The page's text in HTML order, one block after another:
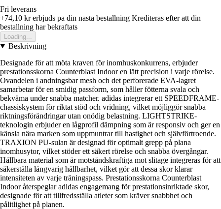
Fri leverans
+74,10 krerbjuds pa din nasta bestallning Krediteras efter att din
bestallning har bekraftats
Loading...
Beskrivning
Designade för att möta kraven för inomhuskonkurrens, erbjuder
prestationsskorna Counterblast Indoor en lätt precision i varje rörelse.
Ovandelen i andningsbar mesh och det perforerade EVA-lagret
samarbetar för en smidig passform, som håller fötterna svala och
bekväma under snabba matcher. adidas integrerar ett SPEEDFRAME-
chassiskystem för riktat stöd och vridning, vilket möjliggör snabba
riktningsförändringar utan onödig belastning. LIGHTSTRIKE-
teknologin erbjuder en lågprofil dämpning som är responsiv och ger en
känsla nära marken som uppmuntrar till hastighet och självförtroende.
TRAXION PU-sulan är designad för optimalt grepp på plana
inomhusytor, vilket stöder ett säkert rörelse och snabba övergångar.
Hållbara material som är motståndskraftiga mot slitage integreras för att
säkerställa långvarig hållbarhet, vilket gör att dessa skor klarar
intensiteten av varje träningspass. Prestationsskorna Counterblast
Indoor återspeglar adidas engagemang för prestationsinriktade skor,
designade för att tillfredsställa atleter som kräver snabbhet och
pålitlighet på planen.